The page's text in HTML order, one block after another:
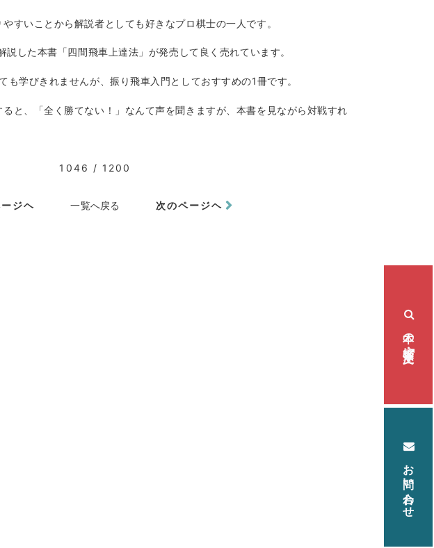
本の検索・注文
お問い合わせ
すいことから解説者としても好きなプロ棋士の一人です。
した本書「四間飛車上達法」が発売して良く売れています。
も学びきれませんが、振り飛車入門としておすすめの1冊です。
と、「全く勝てない！」なんて声を聞きますが、本書を見ながら対戦すれ
1046 / 1200
ジヘ 一覧へ戻る 次のページヘ